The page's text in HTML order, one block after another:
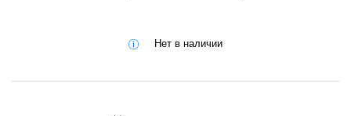
Нет в наличии